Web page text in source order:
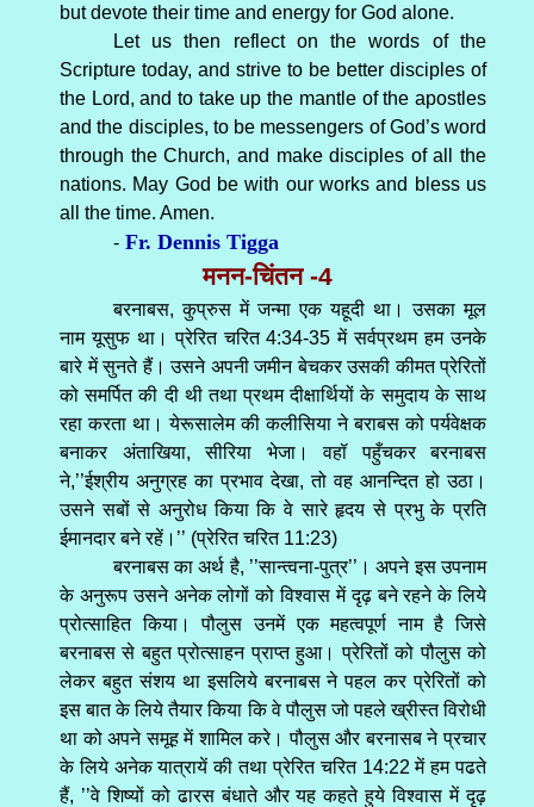
but devote their time and energy for God alone.
Let us then reflect on the words of the
Scripture today, and strive to be better disciples of
the Lord, and to take up the mantle of the apostles
and the disciples, to be messengers of God’s word
through the Church, and make disciples of all the
nations. May God be with our works and bless us
all the time. Amen.
-Fr. Dennis Tigga
मनन-चिंतन -4
बरनाबस, कुप्रुस में जन्मा एक यहूदी था। उसका मूल
नाम यूसुफ था। प्रेरित चरित 4:34-35 में सर्वप्रथम हम उनके
बारे में सुनते हैं। उसने अपनी जमीन बेचकर उसकी कीमत प्रेरितों
को समर्पित की दी थी तथा प्रथम दीक्षार्थियों के समुदाय के साथ
रहा करता था। येरूसालेम की कलीसिया ने बराबस को पर्यवेक्षक
बनाकर अंताखिया, सीरिया भेजा। वहॉ पहुँचकर बरनाबस
ने,’’ईश्रीय अनुग्रह का प्रभाव देखा, तो वह आनन्दित हो उठा।
उसने सबों से अनुरोध किया कि वे सारे हृदय से प्रभु के प्रति
ईमानदार बने रहें।’’ (प्रेरित चरित 11:23)
बरनाबस का अर्थ है, ’’सान्त्वना-पुत्र’’। अपने इस उपनाम
के अनुरूप उसने अनेक लोगों को विश्वास में दृढ़ बने रहने के लिये
प्रोत्साहित किया। पौलुस उनमें एक महत्वपूर्ण नाम है जिसे
बरनाबस से बहुत प्रोत्साहन प्राप्त हुआ। प्रेरितों को पौलुस को
लेकर बहुत संशय था इसलिये बरनाबस ने पहल कर प्रेरितों को
इस बात के लिये तैयार किया कि वे पौलुस जो पहले ख्रीस्त विरोधी
था को अपने समूह में शामिल करे। पौलुस और बरनासब ने प्रचार
के लिये अनेक यात्रायें की तथा प्रेरित चरित 14:22 में हम पढते
हैं, ’’वे शिष्यों को ढारस बंधाते और यह कहते हुये विश्वास में दृढ़